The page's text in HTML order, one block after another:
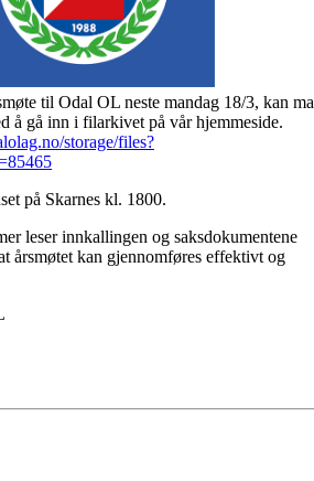
til Odal OL neste mandag 18/3, kan
å gå inn i filarkivet på vår hjemmeside.
storage/files?
på Skarnes kl. 1800.
leser innkallingen og saksdokumentene
årsmøtet kan gjennomføres effektivt og